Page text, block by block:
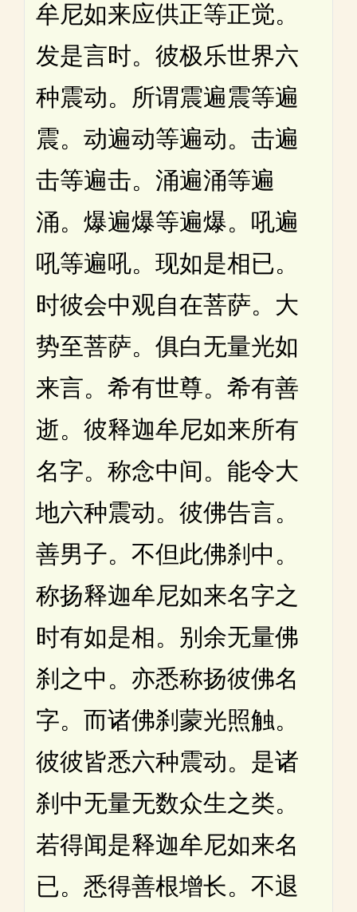
牟尼如来应供正等正觉。
发是言时。彼极乐世界六
种震动。所谓震遍震等遍
震。动遍动等遍动。击遍
击等遍击。涌遍涌等遍
涌。爆遍爆等遍爆。吼遍
吼等遍吼。现如是相已。
时彼会中观自在菩萨。大
势至菩萨。俱白无量光如
来言。希有世尊。希有善
逝。彼释迦牟尼如来所有
名字。称念中间。能令大
地六种震动。彼佛告言。
善男子。不但此佛刹中。
称扬释迦牟尼如来名字之
时有如是相。别余无量佛
刹之中。亦悉称扬彼佛名
字。而诸佛刹蒙光照触。
彼彼皆悉六种震动。是诸
刹中无量无数众生之类。
若得闻是释迦牟尼如来名
已。悉得善根增长。不退